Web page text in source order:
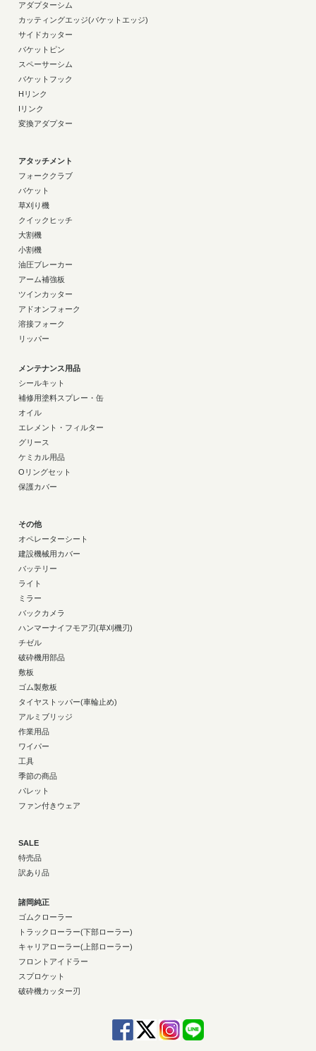
アダプターシム
カッティングエッジ(バケットエッジ)
サイドカッター
バケットピン
スペーサーシム
バケットフック
Hリンク
Iリンク
変換アダプター
アタッチメント
フォーククラブ
バケット
草刈り機
クイックヒッチ
大割機
小割機
油圧ブレーカー
アーム補強板
ツインカッター
アドオンフォーク
溶接フォーク
リッパー
メンテナンス用品
シールキット
補修用塗料スプレー・缶
オイル
エレメント・フィルター
グリース
ケミカル用品
Oリングセット
保護カバー
その他
オペレーターシート
建設機械用カバー
バッテリー
ライト
ミラー
バックカメラ
ハンマーナイフモア刃(草刈機刃)
チゼル
破砕機用部品
敷板
ゴム製敷板
タイヤストッパー(車輪止め)
アルミブリッジ
作業用品
ワイパー
工具
季節の商品
パレット
ファン付きウェア
SALE
特売品
訳あり品
諸岡純正
ゴムクローラー
トラックローラー(下部ローラー)
キャリアローラー(上部ローラー)
フロントアイドラー
スプロケット
破砕機カッター刃